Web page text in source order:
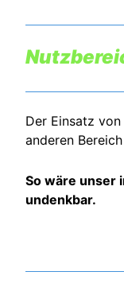
Der Einsatz
anderen
So wäre unser
undenkbar.